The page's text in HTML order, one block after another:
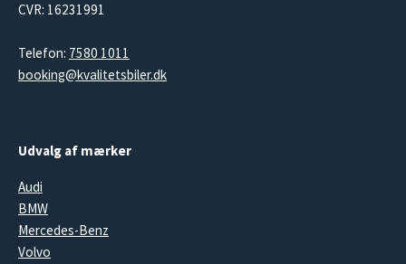
CVR: 16231991
Telefon: 7580 1011
booking@kvalitetsbiler.dk
Udvalg af mærker
Audi
BMW
Mercedes-Benz
Volvo